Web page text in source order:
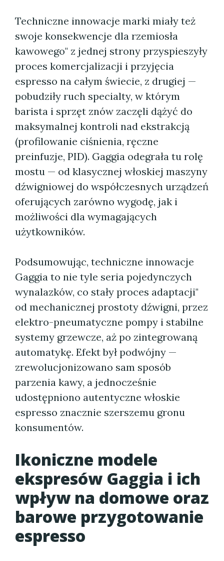
Techniczne innowacje marki miały też
swoje konsekwencje dla rzemiosła
kawowego" z jednej strony przyspieszyły
proces komercjalizacji i przyjęcia
espresso na całym świecie, z drugiej —
pobudziły ruch specialty, w którym
barista i sprzęt znów zaczęli dążyć do
maksymalnej kontroli nad ekstrakcją
(profilowanie ciśnienia, ręczne
preinfuzje, PID). Gaggia odegrała tu rolę
mostu — od klasycznej włoskiej maszyny
dźwigniowej do współczesnych urządzeń
oferujących zarówno wygodę, jak i
możliwości dla wymagających
użytkowników.
Podsumowując, techniczne innowacje
Gaggia to nie tyle seria pojedynczych
wynalazków, co stały proces adaptacji"
od mechanicznej prostoty dźwigni, przez
elektro-pneumatyczne pompy i stabilne
systemy grzewcze, aż po zintegrowaną
automatykę. Efekt był podwójny —
zrewolucjonizowano sam sposób
parzenia kawy, a jednocześnie
udostępniono autentyczne włoskie
espresso znacznie szerszemu gronu
konsumentów.
Ikoniczne modele
ekspresów Gaggia i ich
wpływ na domowe oraz
barowe przygotowanie
espresso